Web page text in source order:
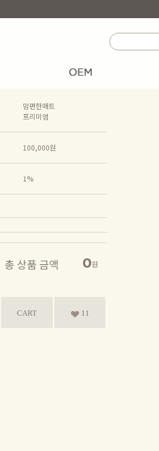
맘편한매트
프리미엄
100,000원
1%
총 상품 금액 0원
CART 11